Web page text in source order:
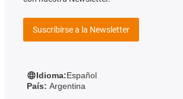
Suscribirse a la Newsletter
Idioma:Español
País: Argentina